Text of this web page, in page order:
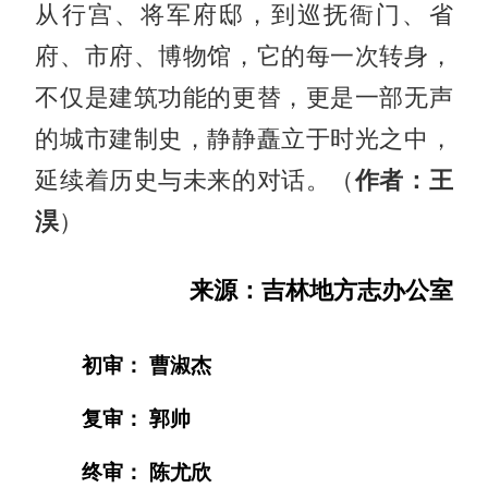
从行宫、将军府邸，到巡抚衙门、省
府、市府、博物馆，它的每一次转身，
不仅是建筑功能的更替，更是一部无声
的城市建制史，静静矗立于时光之中，
延续着历史与未来的对话。（作者：王
淏）
来源：吉林地方志办公室
初审： 曹淑杰
复审： 郭帅
终审： 陈尤欣